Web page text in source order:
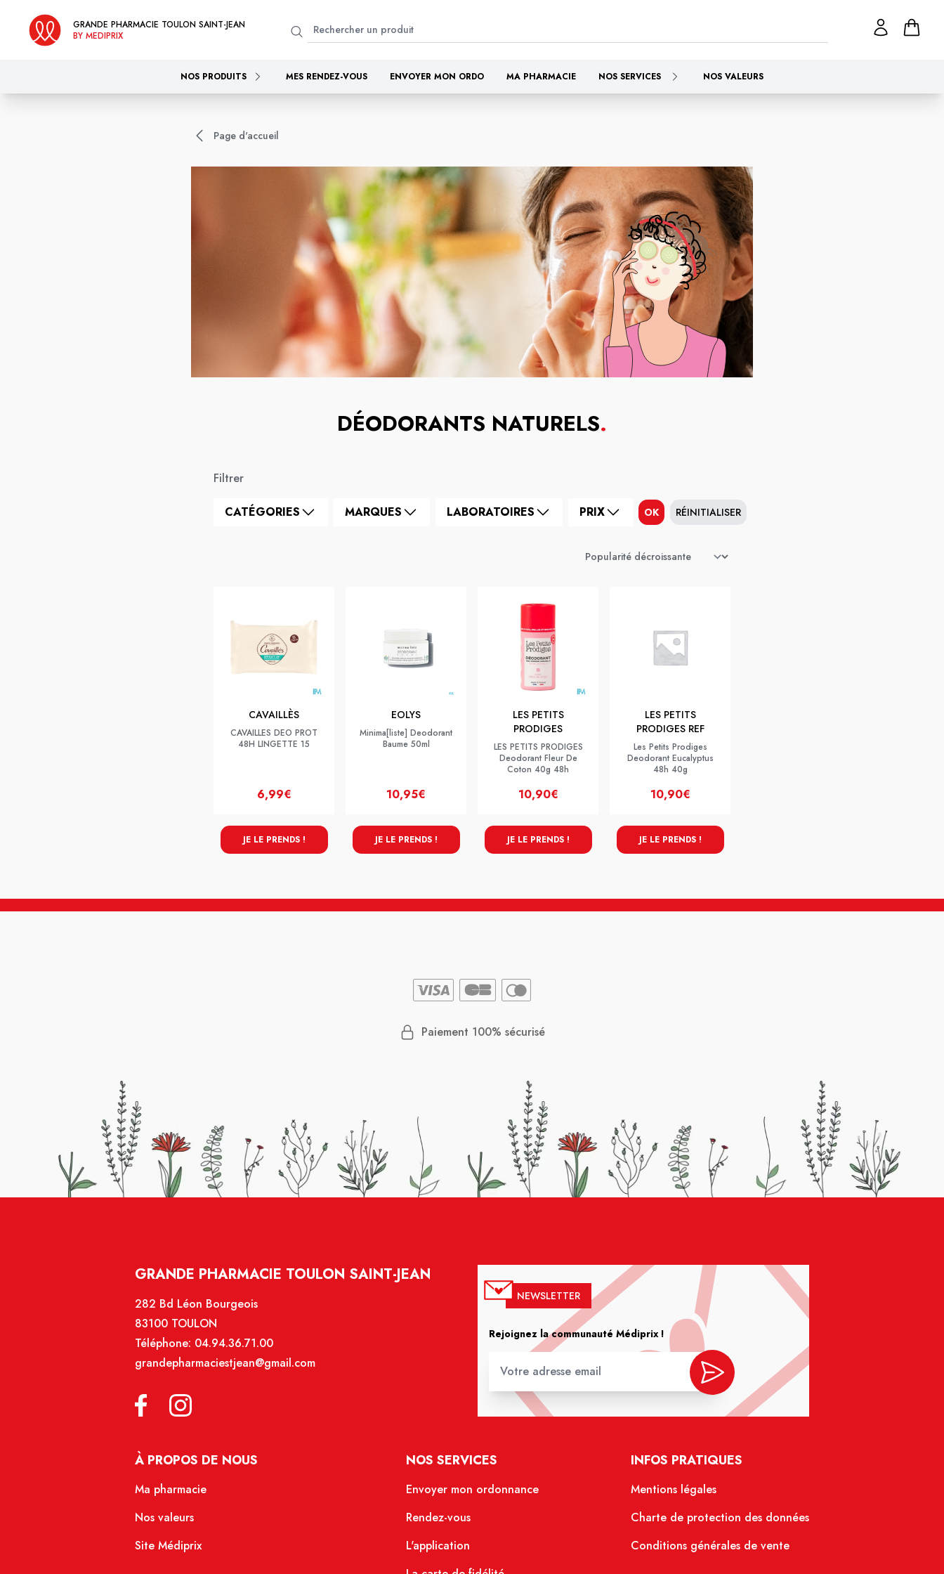
GRANDE PHARMACIE TOULON SAINT-JEAN
BY MEDIPRIX
NOS PRODUITS MES RENDEZ-VOUS ENVOYER MON ORDO MA PHARMACIE NOS SERVICES NOS VALEURS
Page d'accueil
DÉODORANTS NATURELS.
Filtrer
CATÉGORIES MARQUES LABORATOIRES PRIX OK RÉINITIALISER
CAVAILLÈS
CAVAILLES DEO PROT
48H LINGETTE 15
6,99€
JE LE PRENDS !
EOLYS
Minima[liste] Deodorant
Baume 50ml
10,95€
JE LE PRENDS !
LES PETITS
PRODIGES
LES PETITS PRODIGES
Deodorant Fleur De
Coton 40g 48h
10,90€
JE LE PRENDS !
LES PETITS
PRODIGES REF
Les Petits Prodiges
Deodorant Eucalyptus
48h 40g
10,90€
JE LE PRENDS !
Paiement 100% sécurisé
GRANDE PHARMACIE TOULON SAINT-JEAN
282 Bd Léon Bourgeois
83100 TOULON
Téléphone: 04.94.36.71.00
grandepharmaciestjean@gmail.com
NEWSLETTER
Rejoignez la communauté Médiprix !
À PROPOS DE NOUS
Ma pharmacie
Nos valeurs
Site Médiprix
NOS SERVICES
Envoyer mon ordonnance
Rendez-vous
L'application
INFOS PRATIQUES
Mentions légales
Charte de protection des données
Conditions générales de vente